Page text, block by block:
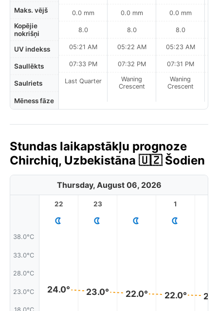
Maks. vējš
Kopējie
nokrišņi
UV indekss
Saullēkts
Saulriets
Mēness fāze
0.0 mm
8.0
05:21 AM
07:33 PM
Last Quarter
0.0 mm
8.0
05:22 AM
07:32 PM
Waning
Crescent
0.0 mm
8.0
05:23 AM
07:31 PM
Waning
Crescent
Stundas laikapstākļu prognoze
Chirchiq, Uzbekistāna 🇺🇿 Šodien
Thursday, August 06, 2026
38.0°C
33.0°C
28.0°C
23.0°C
18.0°C
22
24.0°
23
23.0° 22.0°
1
22.0°